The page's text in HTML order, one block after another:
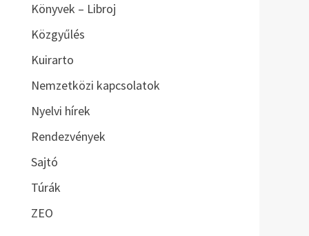
Könyvek – Libroj
Közgyűlés
Kuirarto
Nemzetközi kapcsolatok
Nyelvi hírek
Rendezvények
Sajtó
Túrák
ZEO